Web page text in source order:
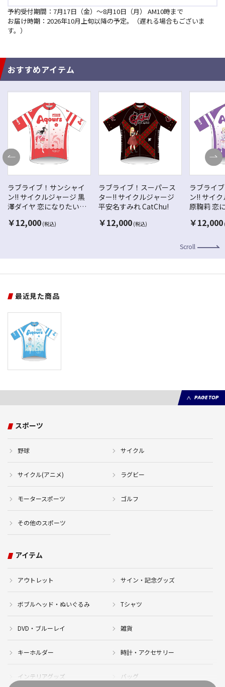
予約受付期間：7月17日（金）～8月10日（月） AM10時まで
お届け時期：2026年10月上旬以降の予定。（遅れる場合もございま
す。）
おすすめアイテム
ラブライブ！サンシャイ
ン!! サイクルジャージ 黒
澤ダイヤ 恋になりたい
￥12,000 (税込)
ラブライブ！スーパース
ター!! サイクルジャージ
平安名すみれ CatChu!
￥12,000 (税込)
ラブライ
ン!! サイ
原鞠莉 恋
￥12,000
Scroll
最近見た商品
PAGE TOP
スポーツ
野球 サイクル
サイクル(アニメ) ラグビー
モータースポーツ ゴルフ
その他のスポーツ
アイテム
アウトレット サイン・記念グッズ
ボブルヘッド・ぬいぐるみ Tシャツ
DVD・ブルーレイ 雑貨
キーホルダー 時計・アクセサリー
インテリアグッズ バッグ